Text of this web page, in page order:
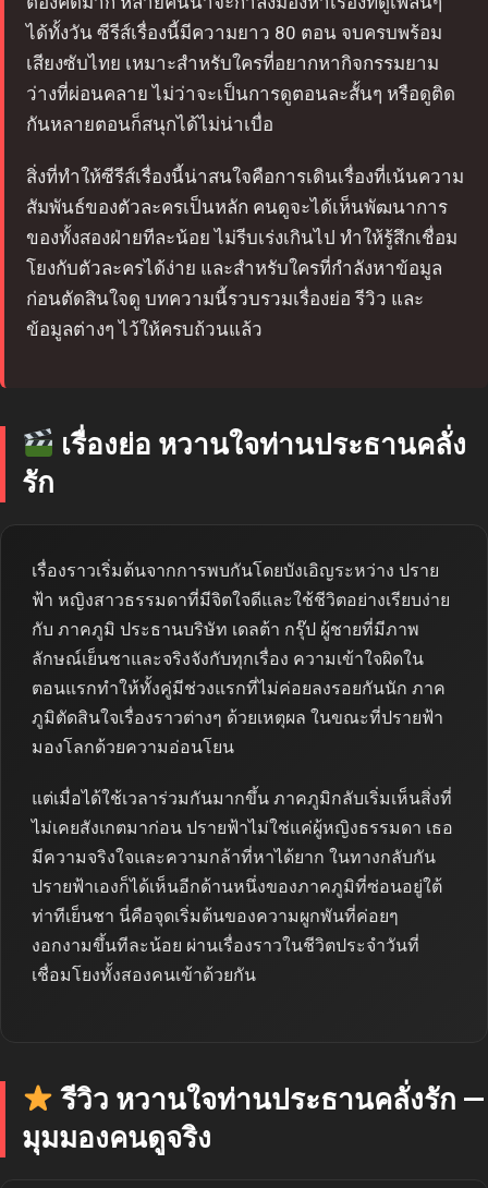
ได้ทั้งวัน ซีรีส์เรื่องนี้มีความยาว 80 ตอน จบครบพร้อม
เสียงซับไทย เหมาะสำหรับใครที่อยากหากิจกรรมยาม
ว่างที่ผ่อนคลาย ไม่ว่าจะเป็นการดูตอนละสั้นๆ หรือดูติด
กันหลายตอนก็สนุกได้ไม่น่าเบื่อ
สิ่งที่ทำให้ซีรีส์เรื่องนี้น่าสนใจคือการเดินเรื่องที่เน้นความ
สัมพันธ์ของตัวละครเป็นหลัก คนดูจะได้เห็นพัฒนาการ
ของทั้งสองฝ่ายทีละน้อย ไม่รีบเร่งเกินไป ทำให้รู้สึกเชื่อม
โยงกับตัวละครได้ง่าย และสำหรับใครที่กำลังหาข้อมูล
ก่อนตัดสินใจดู บทความนี้รวบรวมเรื่องย่อ รีวิว และ
ข้อมูลต่างๆ ไว้ให้ครบถ้วนแล้ว
เรื่องย่อ หวานใจท่านประธานคลั่ง
รัก
เรื่องราวเริ่มต้นจากการพบกันโดยบังเอิญระหว่าง ปราย
ฟ้า หญิงสาวธรรมดาที่มีจิตใจดีและใช้ชีวิตอย่างเรียบง่าย
กับ ภาคภูมิ ประธานบริษัท เดลต้า กรุ๊ป ผู้ชายที่มีภาพ
ลักษณ์เย็นชาและจริงจังกับทุกเรื่อง ความเข้าใจผิดใน
ตอนแรกทำให้ทั้งคู่มีช่วงแรกที่ไม่ค่อยลงรอยกันนัก ภาค
ภูมิตัดสินใจเรื่องราวต่างๆ ด้วยเหตุผล ในขณะที่ปรายฟ้า
มองโลกด้วยความอ่อนโยน
แต่เมื่อได้ใช้เวลาร่วมกันมากขึ้น ภาคภูมิกลับเริ่มเห็นสิ่งที่
ไม่เคยสังเกตมาก่อน ปรายฟ้าไม่ใช่แค่ผู้หญิงธรรมดา เธอ
มีความจริงใจและความกล้าที่หาได้ยาก ในทางกลับกัน
ปรายฟ้าเองก็ได้เห็นอีกด้านหนึ่งของภาคภูมิที่ซ่อนอยู่ใต้
ท่าทีเย็นชา นี่คือจุดเริ่มต้นของความผูกพันที่ค่อยๆ
งอกงามขึ้นทีละน้อย ผ่านเรื่องราวในชีวิตประจำวันที่
เชื่อมโยงทั้งสองคนเข้าด้วยกัน
รีวิว หวานใจท่านประธานคลั่งรัก —
มุมมองคนดูจริง